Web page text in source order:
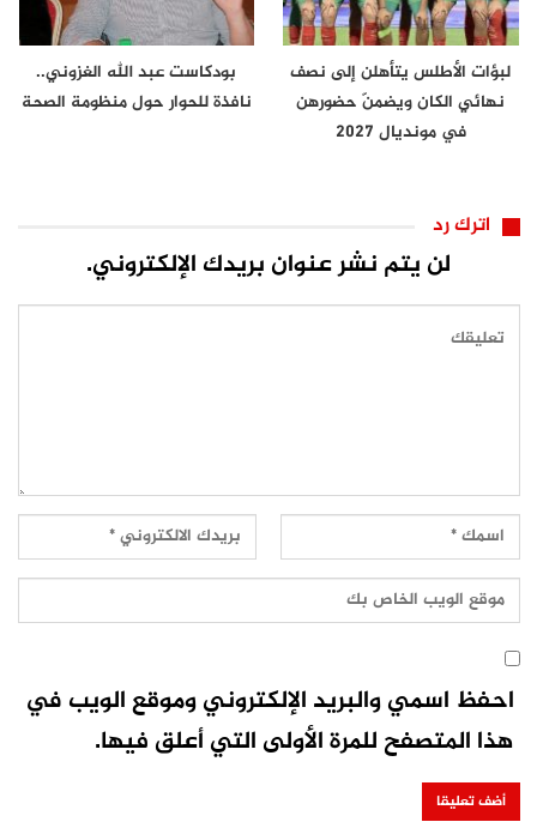
لبؤات الأطلس يتأهلن إلى نصف
نهائي الكان ويضمنّ حضورهن
في مونديال 2027
بودكاست عبد الله الغزوني..
نافذة للحوار حول منظومة الصحة
اترك رد
لن يتم نشر عنوان بريدك الإلكتروني.
احفظ اسمي والبريد الإلكتروني وموقع الويب في
هذا المتصفح للمرة الأولى التي أعلق فيها.